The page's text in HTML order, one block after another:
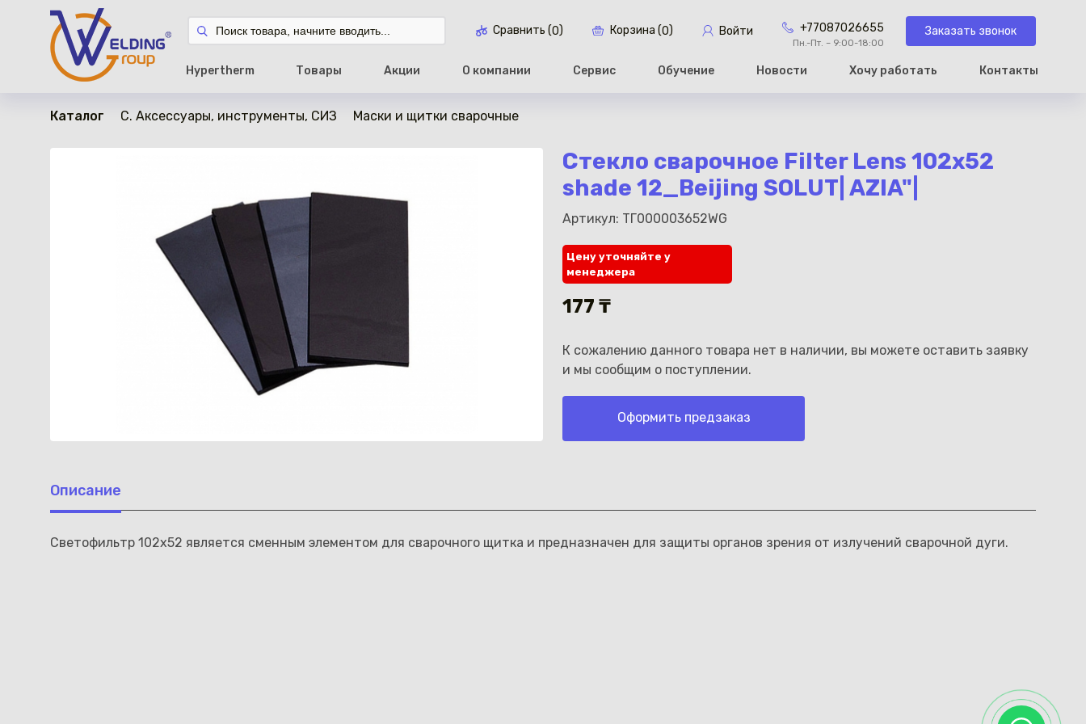
Сравнить (0) Корзина (0) Войти +77087026655
Пн.-Пт. – 9:00-18:00
Заказать звонок
Hypertherm Товары Акции О компании Сервис Обучение Новости Хочу работать Контакты
Каталог C. Аксессуары, инструменты, СИЗ Маски и щитки сварочные
Стекло сварочное Filter Lens 102x52
shade 12_Beijing SOLUT| AZIA"|
Артикул: ТГ000003652WG
в наличии
Цену уточняйте у
менеджера
177 ₸
К сожалению данного товара нет в наличии, вы можете оставить заявку
и мы сообщим о поступлении.
Оформить предзаказ
Описание
Светофильтр 102х52 является сменным элементом для сварочного щитка и предназначен для защиты органов зрения от излучений сварочной дуги.